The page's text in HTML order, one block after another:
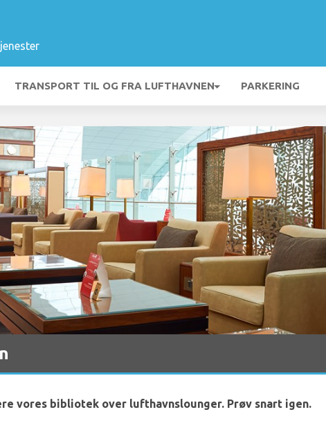
TRANSPORT TIL OG FRA LUFTHAVNEN PARKERING
vores bibliotek over lufthavnslounger. Prøv snart igen.